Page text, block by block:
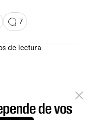
7
de lectura
de vos